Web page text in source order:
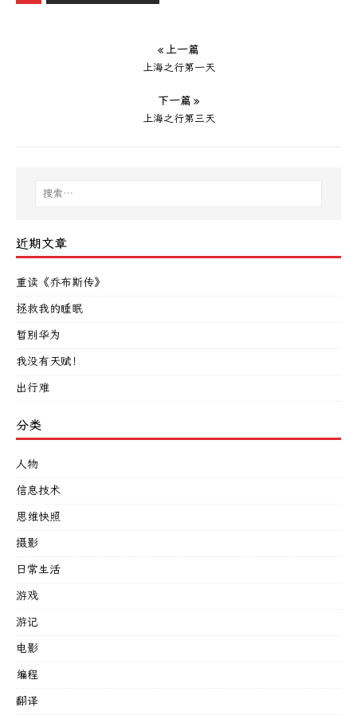
« 上一篇
上海之行第一天
下一篇 »
上海之行第三天
近期文章
重读《乔布斯传》
拯救我的睡眠
暂别华为
我没有天赋！
出行难
分类
人物
信息技术
思维快照
摄影
日常生活
游戏
游记
电影
编程
翻译